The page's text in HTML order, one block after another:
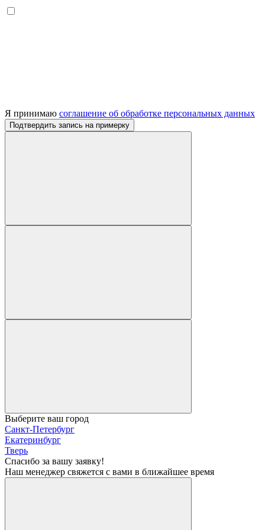
Я принимаю соглашение об обработке персональных данных
Подтвердить запись на примерку
Выберите ваш город
Санкт-Петербург
Екатеринбург
Тверь
Спасибо за вашу заявку!
Наш менеджер свяжется с вами в ближайшее время